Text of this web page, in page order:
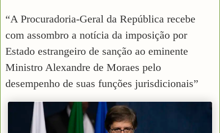
“A Procuradoria-Geral da República recebe
com assombro a notícia da imposição por
Estado estrangeiro de sanção ao eminente
Ministro Alexandre de Moraes pelo
desempenho de suas funções jurisdicionais”